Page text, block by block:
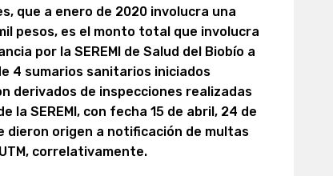
que a enero de 2020 involucra una
pesos, es el monto total que involucra
por la SEREMI de Salud del Biobío a
4 sumarios sanitarios iniciados
derivados de inspecciones realizadas
la SEREMI, con fecha 15 de abril, 24 de
dieron origen a notificación de multas
UTM, correlativamente.